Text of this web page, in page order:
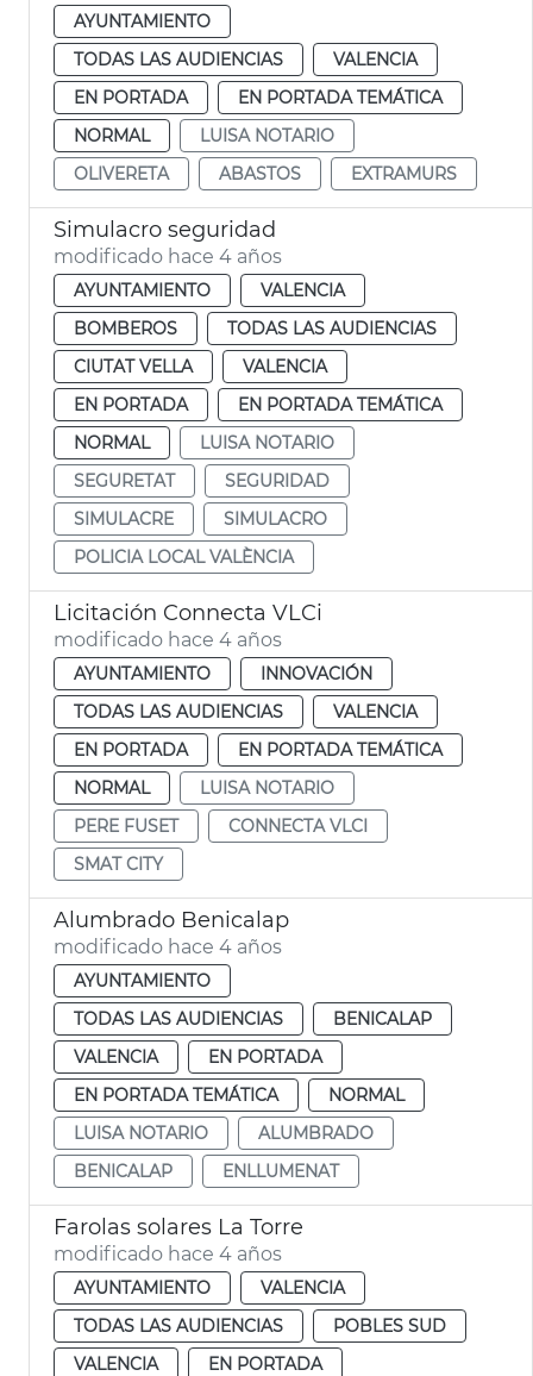
AYUNTAMIENTO
TODAS LAS AUDIENCIAS
VALENCIA
EN PORTADA
EN PORTADA TEMÁTICA
NORMAL
LUISA NOTARIO
OLIVERETA
ABASTOS EXTRAMURS
Simulacro seguridad
modificado hace 4 años
AYUNTAMIENTO
VALENCIA
BOMBEROS
TODAS LAS AUDIENCIAS
CIUTAT VELLA
VALENCIA
EN PORTADA
EN PORTADA TEMÁTICA
NORMAL
LUISA NOTARIO
SEGURETAT
SEGURIDAD
SIMULACRE
SIMULACRO
POLICIA LOCAL VALÈNCIA
Licitación Connecta VLCi
modificado hace 4 años
AYUNTAMIENTO
INNOVACIÓN
TODAS LAS AUDIENCIAS
VALENCIA
EN PORTADA
EN PORTADA TEMÁTICA
NORMAL
LUISA NOTARIO
PERE FUSET
CONNECTA VLCI
SMAT CITY
Alumbrado Benicalap
modificado hace 4 años
AYUNTAMIENTO
TODAS LAS AUDIENCIAS
BENICALAP
VALENCIA
EN PORTADA
EN PORTADA TEMÁTICA
NORMAL
LUISA NOTARIO
ALUMBRADO
BENICALAP
ENLLUMENAT
Farolas solares La Torre
modificado hace 4 años
AYUNTAMIENTO
VALENCIA
TODAS LAS AUDIENCIAS
POBLES SUD
VALENCIA
EN PORTADA